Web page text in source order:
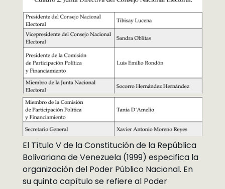
El Título V de la Constitución de la República
Bolivariana de Venezuela (1999) especifica la
organización del Poder Público Nacional. En
su quinto capítulo se refiere al Poder